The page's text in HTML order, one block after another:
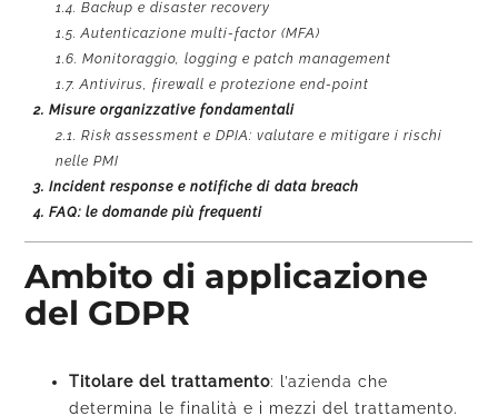
1.4. Backup e disaster recovery
1.5. Autenticazione multi-factor (MFA)
1.6. Monitoraggio, logging e patch management
1.7. Antivirus, firewall e protezione end-point
2. Misure organizzative fondamentali
2.1. Risk assessment e DPIA: valutare e mitigare i rischi
nelle PMI
3. Incident response e notifiche di data breach
4. FAQ: le domande più frequenti
Ambito di applicazione
del GDPR
Titolare del trattamento: l’azienda che
determina le finalità e i mezzi del trattamento.